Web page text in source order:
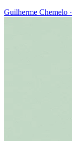
Guilherme Chemelo ·